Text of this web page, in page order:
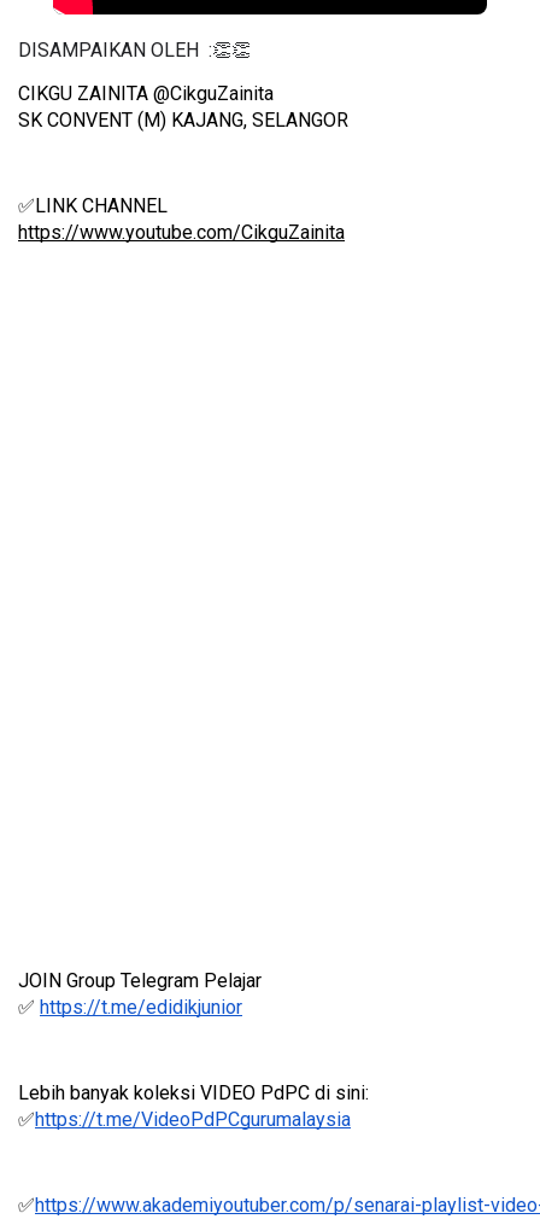
DISAMPAIKAN OLEH  :👏👏
CIKGU ZAINITA @CikguZainita
SK CONVENT (M) KAJANG, SELANGOR
✅LINK CHANNEL
https://www.youtube.com/CikguZainita
JOIN Group Telegram Pelajar
✅ https://t.me/edidikjunior
Lebih banyak koleksi VIDEO PdPC di sini:
✅https://t.me/VideoPdPCgurumalaysia
✅https://www.akademiyoutuber.com/p/senarai-playlist-